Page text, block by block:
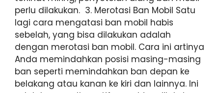
perlu dilakukan. 3. Merotasi Ban Mobil Satu
lagi cara mengatasi ban mobil habis
sebelah, yang bisa dilakukan adalah
dengan merotasi ban mobil. Cara ini artinya
Anda memindahkan posisi masing-masing
ban seperti memindahkan ban depan ke
belakang atau kanan ke kiri dan lainnya. Ini